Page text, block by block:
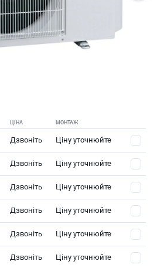
ЦІНА МОНТАЖ
Дзвоніть Ціну уточнюйте
Дзвоніть Ціну уточнюйте
Дзвоніть Ціну уточнюйте
Дзвоніть Ціну уточнюйте
Дзвоніть Ціну уточнюйте
Дзвоніть Ціну уточнюйте